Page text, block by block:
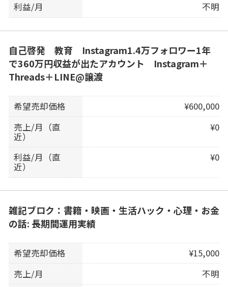
利益/月
不明
自己啓発 教育 Instagram1.4万フォロワー1年
で360万円収益が出たアカウント Instagram＋
Threads＋LINE@譲渡
希望売却価格
¥600,000
売上/月（直
近）
¥0
利益/月（直
近）
¥0
雑記ブロク：書籍・映画・生活ハック・心理・お金
の話: 長期間運用実績
希望売却価格
¥15,000
売上/月
不明